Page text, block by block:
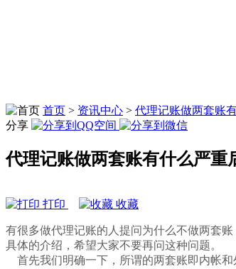
首页 > 资讯中心 > 代理记账做两套账
分享
代理记账做两套账有什么严重
打印 收藏
有很多做代理记账的人提问为什么不做两套
具体的介绍，希望大家不要再问这种问题。
首先我们明确一下，所谓的两套账即内帐